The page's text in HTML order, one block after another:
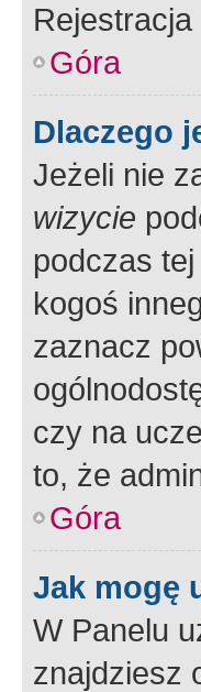
Góra
Dlaczego
Jeżeli nie
wizycie
podczas
kogoś
zaznacz
czy na
to, że
Góra
Jak mogę
W Panelu
znajdziesz